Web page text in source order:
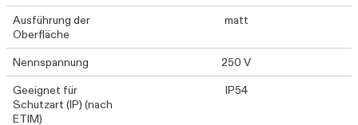
Ausführung der
Oberfläche
matt
Nennspannung
250 V
Geeignet für
Schutzart (IP) (nach
ETIM)
IP54